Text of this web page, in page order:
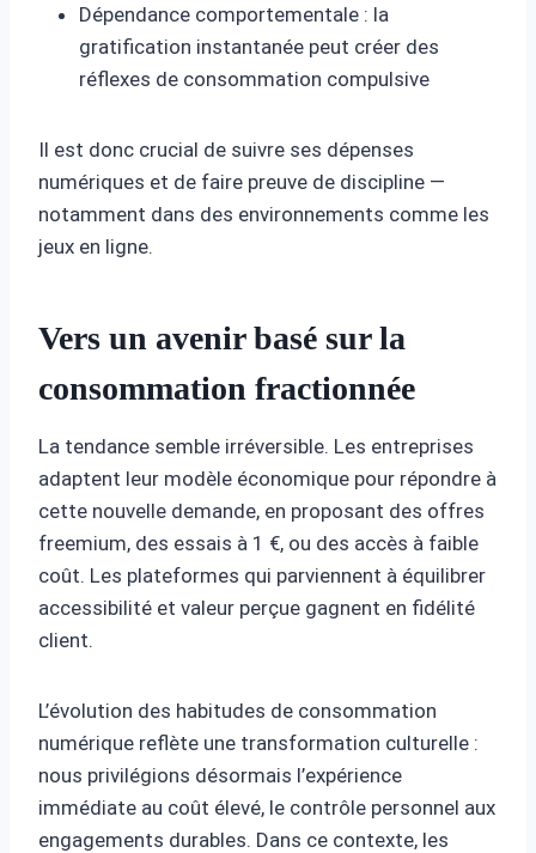
Dépendance comportementale : la
gratification instantanée peut créer des
réflexes de consommation compulsive
Il est donc crucial de suivre ses dépenses
numériques et de faire preuve de discipline —
notamment dans des environnements comme les
jeux en ligne.
Vers un avenir basé sur la
consommation fractionnée
La tendance semble irréversible. Les entreprises
adaptent leur modèle économique pour répondre à
cette nouvelle demande, en proposant des offres
freemium, des essais à 1 €, ou des accès à faible
coût. Les plateformes qui parviennent à équilibrer
accessibilité et valeur perçue gagnent en fidélité
client.
L’évolution des habitudes de consommation
numérique reflète une transformation culturelle :
nous privilégions désormais l’expérience
immédiate au coût élevé, le contrôle personnel aux
engagements durables. Dans ce contexte, les